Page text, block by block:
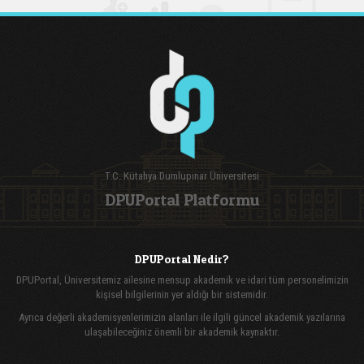
T.C. Kütahya Dumlupınar Üniversitesi
DPUPortal Platformu
DPUPortal Nedir?
DPUPortal, Üniversitemiz ailesine mensup akademik ve idari tüm personelimizin
kişisel bilgilerinin yer aldığı bir sistemidir.
Ayrıca değerli akademisyenlerimizin alanları ile ilgili güncel akademik yazılarına
ulaşabileceğiniz önemli bir akademik kaynaktır.